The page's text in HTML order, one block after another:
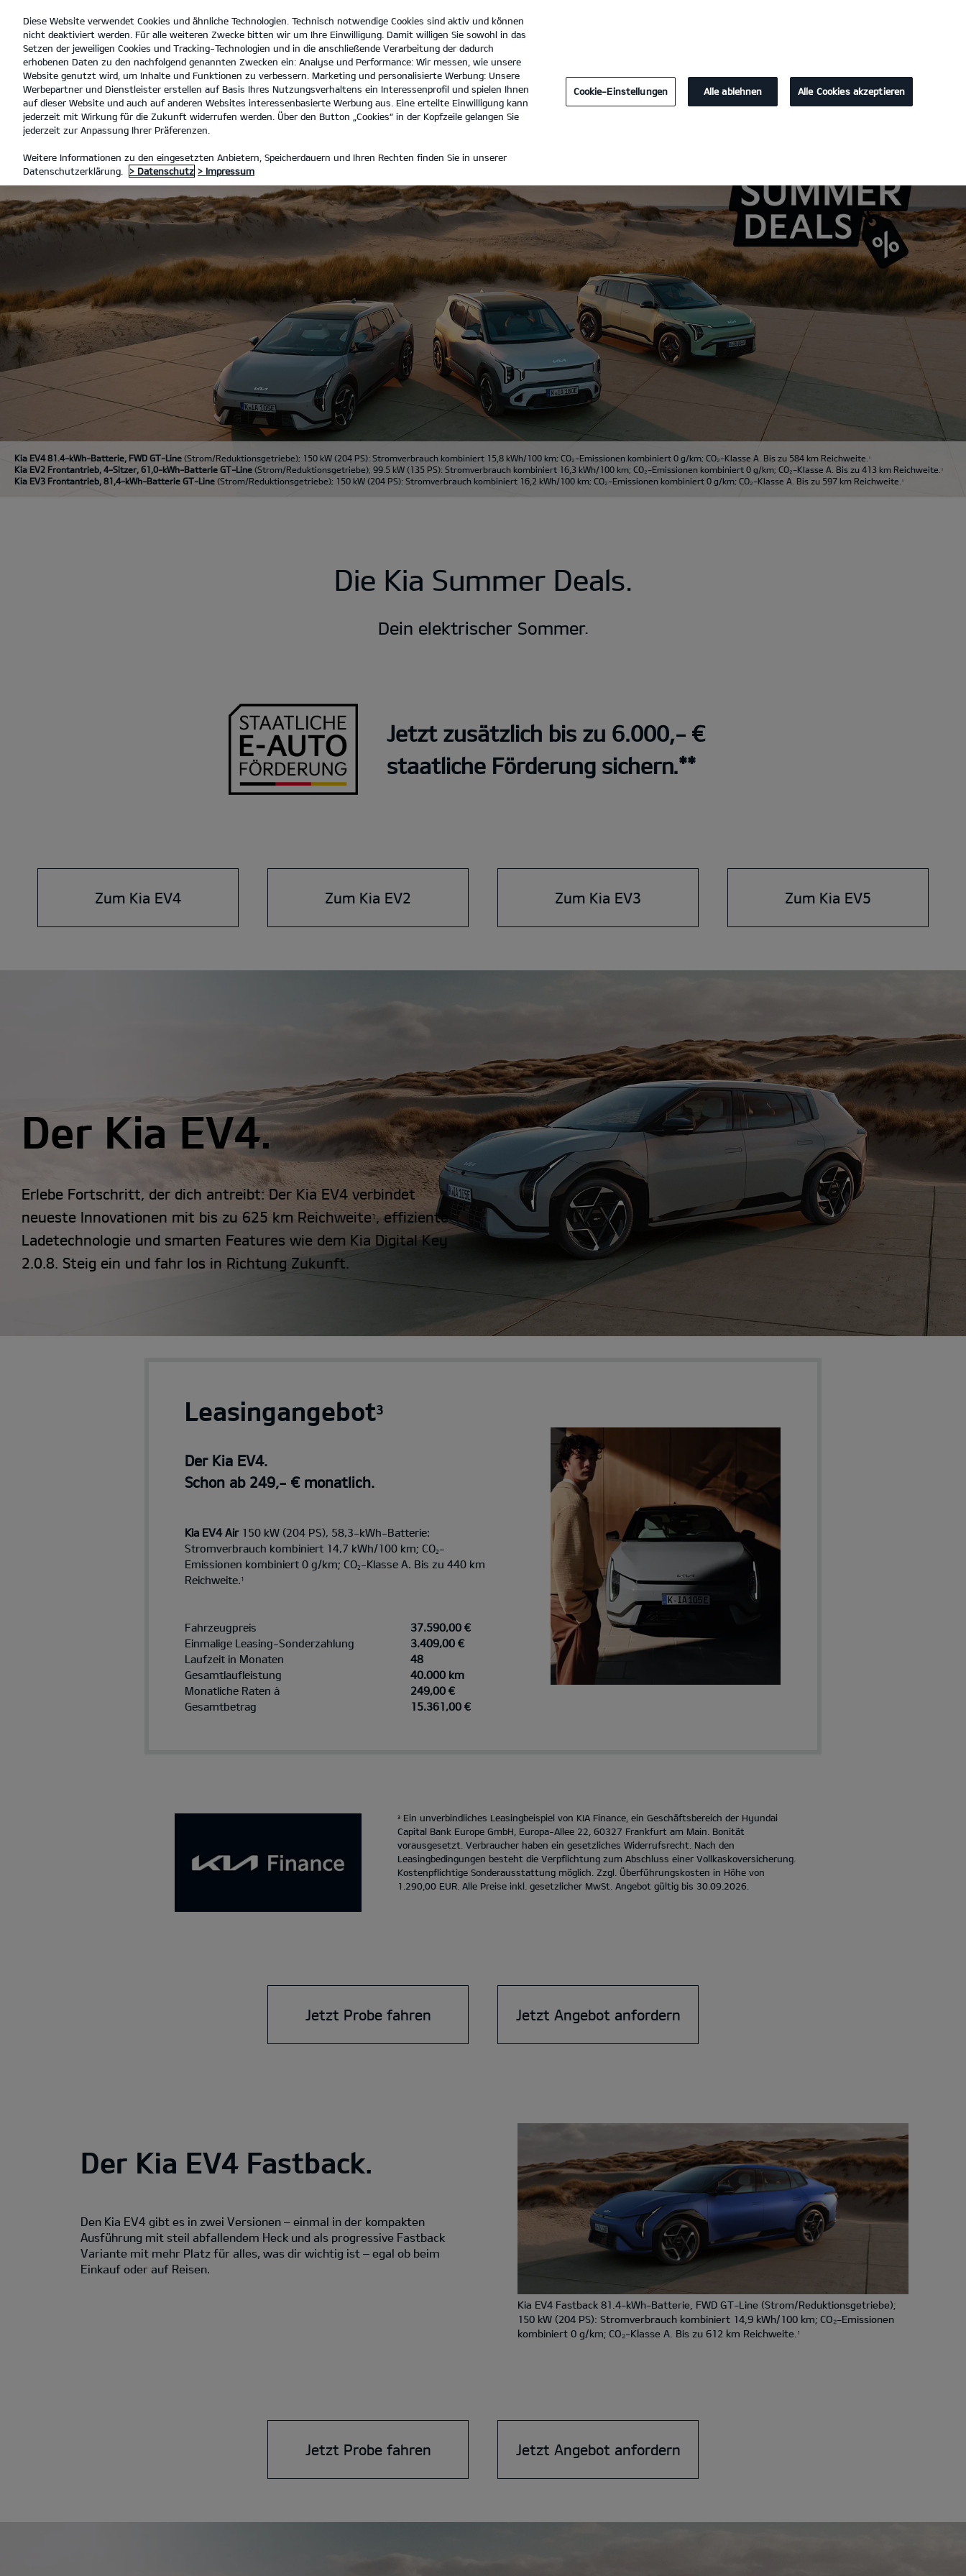
open
menu
Auto Bebion Nürtingen GmbH Tel. :
Kia EV4 81.4-kWh-Batterie, FWD GT-Line (Strom/Reduktionsgetriebe); 150 kW (204 PS): Stromverbrauch kombiniert 15,8 kWh/100 km; CO₂-Emissionen kombiniert 0 g/km; CO₂-Klasse A. Bis zu 584 km Reichweite. 1
Kia EV2 Frontantrieb, 4-Sitzer, 61,0-kWh-Batterie GT-Line (Strom/Reduktionsgetriebe); 99.5 kW (135 PS): Stromverbrauch kombiniert 16,3 kWh/100 km; CO₂-Emissionen kombiniert 0 g/km; CO₂-Klasse A. Bis zu 413 km Reichweite. 1
Kia EV3 Frontantrieb, 81,4-kWh-Batterie GT-Line (Strom/Reduktionsgetriebe); 150 kW (204 PS): Stromverbrauch kombiniert 16,2 kWh/100 km; CO₂-Emissionen kombiniert 0 g/km; CO₂-Klasse A. Bis zu 597 km Reichweite. 1
Die Kia Summer Deals.
Dein elektrischer Sommer.
Jetzt zusätzlich bis zu 6.000,- €
staatliche Förderung sichern.**
Zum Kia EV4 Zum Kia EV2 Zum Kia EV3 Zum Kia EV5
Der Kia EV4.
Erlebe Fortschritt, der dich antreibt: Der Kia EV4 verbindet
neueste Innovationen mit bis zu 625 km Reichweite1 , effiziente
Ladetechnologie und smarten Features wie dem Kia Digital Key
2.0.8. Steig ein und fahr los in Richtung Zukunft.
Leasingangebot3
Der Kia EV4.
Schon ab 249,- € monatlich.
Kia EV4 Air150 kW (204 PS), 58,3-kWh-Batterie:
Stromverbrauch kombiniert 14,7 kWh/100 km; CO2 -
Emissionen kombiniert 0 g/km; CO2 -Klasse A. Bis zu 440 km
Reichweite. 1
Fahrzeugpreis
37.590,00 €
Einmalige Leasing-Sonderzahlung
3.409,00 €
Laufzeit in Monaten
48
Gesamtlaufleistung
40.000 km
Monatliche Raten à
249,00 €
Gesamtbetrag
15.361,00 €
3Ein unverbindliches Leasingbeispiel von KIA Finance, ein Geschäftsbereich der Hyundai
Capital Bank Europe GmbH, Europa-Allee 22, 60327 Frankfurt am Main. Bonität
vorausgesetzt. Verbraucher haben ein gesetzliches Widerrufsrecht. Nach den
Leasingbedingungen besteht die Verpflichtung zum Abschluss einer Vollkaskoversicherung.
Kostenpflichtige Sonderausstattung möglich. Zzgl. Überführungskosten in Höhe von
1.290,00 EUR. Alle Preise inkl. gesetzlicher MwSt. Angebot gültig bis 30.09.2026.
Jetzt Probe fahren Jetzt Angebot anfordern
Der Kia EV4 Fastback.
Den Kia EV4 gibt es in zwei Versionen – einmal in der kompakten
Ausführung mit steil abfallendem Heck und als progressive Fastback
Variante mit mehr Platz für alles, was dir wichtig ist – egal ob beim
Einkauf oder auf Reisen.
Kia EV4 Fastback 81.4-kWh-Batterie, FWD GT-Line (Strom/Reduktionsgetriebe);
150 kW (204 PS): Stromverbrauch kombiniert 14,9 kWh/100 km; CO₂-Emissionen
kombiniert 0 g/km; CO₂-Klasse A. Bis zu 612 km Reichweite.
1
Jetzt Probe fahren Jetzt Angebot anfordern
Diese Website verwendet Cookies und ähnliche Technologien. Technisch notwendige Cookies sind aktiv und können
nicht deaktiviert werden. Für alle weiteren Zwecke bitten wir um Ihre Einwilligung. Damit willigen Sie sowohl in das
Setzen der jeweiligen Cookies und Tracking-Technologien und in die anschließende Verarbeitung der dadurch
erhobenen Daten zu den nachfolgend genannten Zwecken ein: Analyse und Performance: Wir messen, wie unsere
Website genutzt wird, um Inhalte und Funktionen zu verbessern. Marketing und personalisierte Werbung: Unsere
Werbepartner und Dienstleister erstellen auf Basis Ihres Nutzungsverhaltens ein Interessenprofil und spielen Ihnen
auf dieser Website und auch auf anderen Websites interessenbasierte Werbung aus. Eine erteilte Einwilligung kann
jederzeit mit Wirkung für die Zukunft widerrufen werden. Über den Button „Cookies“ in der Kopfzeile gelangen Sie
jederzeit zur Anpassung Ihrer Präferenzen.
Weitere Informationen zu den eingesetzten Anbietern, Speicherdauern und Ihren Rechten finden Sie in unserer
Datenschutzerklärung.
> Datenschutz > Impressum
Cookie-Einstellungen Alle ablehnen Alle Cookies akzeptieren